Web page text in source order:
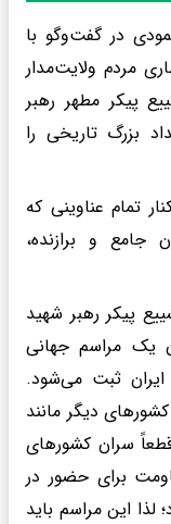
در گفت‌وگو با
مردم ولایت‌مدار
پیکر مطهر رهبر
بزرگ تاریخی را
تمام عناوینی که
جامع و برازنده،
پیکر رهبر شهید
یک مراسم جهانی
ثبت می‌شود.
دیگر مانند
سران کشورهای
برای حضور در
لذا این مراسم باید